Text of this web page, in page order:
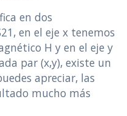
en dos
en el eje x tenemos
H y en el eje y
par (x,y), existe un
apreciar, las
mucho más